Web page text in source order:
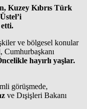
Kuzey Kıbrıs Türk
ve bölgesel konular
Cumhurbaşkanı
hayırlı yaşlar.
görüşmede,
ve Dışişleri Bakanı